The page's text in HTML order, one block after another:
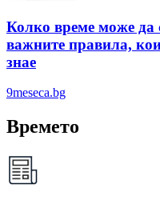
Колко време може да
важните правила,
знае
9meseca.bg
Времето